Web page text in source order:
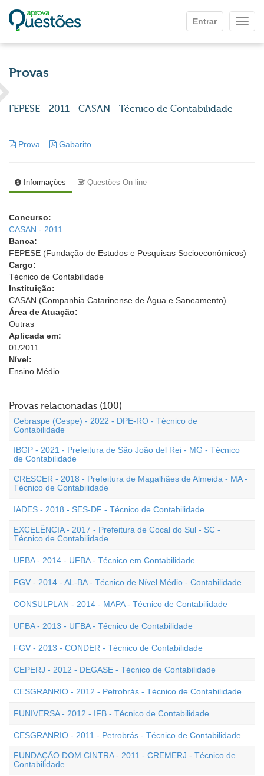
Entrar
Provas
FEPESE - 2011 - CASAN - Técnico de Contabilidade
Prova Gabarito
Informações Questões On-line
Concurso:
CASAN - 2011
Banca:
FEPESE (Fundação de Estudos e Pesquisas Socioeconômicos)
Cargo:
Técnico de Contabilidade
Instituição:
CASAN (Companhia Catarinense de Água e Saneamento)
Área de Atuação:
Outras
Aplicada em:
01/2011
Nível:
Ensino Médio
Provas relacionadas (100)
Cebraspe (Cespe) - 2022 - DPE-RO - Técnico de
Contabilidade
IBGP - 2021 - Prefeitura de São João del Rei - MG - Técnico
de Contabilidade
CRESCER - 2018 - Prefeitura de Magalhães de Almeida - MA -
Técnico de Contabilidade
IADES - 2018 - SES-DF - Técnico de Contabilidade
EXCELÊNCIA - 2017 - Prefeitura de Cocal do Sul - SC -
Técnico de Contabilidade
UFBA - 2014 - UFBA - Técnico em Contabilidade
FGV - 2014 - AL-BA - Técnico de Nível Médio - Contabilidade
CONSULPLAN - 2014 - MAPA - Técnico de Contabilidade
UFBA - 2013 - UFBA - Técnico de Contabilidade
FGV - 2013 - CONDER - Técnico de Contabilidade
CEPERJ - 2012 - DEGASE - Técnico de Contabilidade
CESGRANRIO - 2012 - Petrobrás - Técnico de Contabilidade
FUNIVERSA - 2012 - IFB - Técnico de Contabilidade
CESGRANRIO - 2011 - Petrobrás - Técnico de Contabilidade
FUNDAÇÃO DOM CINTRA - 2011 - CREMERJ - Técnico de
Contabilidade